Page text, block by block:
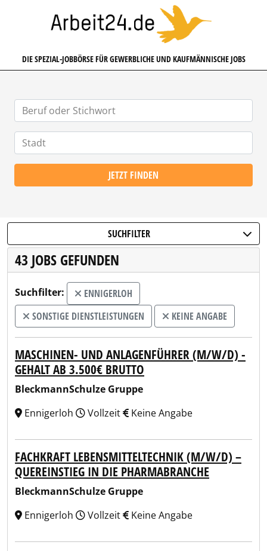
ARBEIT24.DE
DIE SPEZIAL-JOBBÖRSE FÜR GEWERBLICHE UND KAUFMÄNNISCHE JOBS
JETZT FINDEN
SUCHFILTER
43 JOBS GEFUNDEN
Suchfilter:
ENNIGERLOH
SONSTIGE DIENSTLEISTUNGEN
KEINE ANGABE
MASCHINEN- UND ANLAGENFÜHRER (M/W/D) -
GEHALT AB 3.500€ BRUTTO
BleckmannSchulze Gruppe
Ennigerloh
Vollzeit Keine Angabe
FACHKRAFT LEBENSMITTELTECHNIK (M/W/D) –
QUEREINSTIEG IN DIE PHARMABRANCHE
BleckmannSchulze Gruppe
Ennigerloh
Vollzeit Keine Angabe